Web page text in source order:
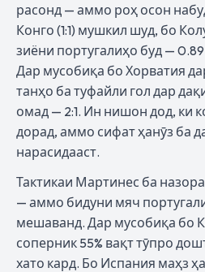
расонд — аммо роҳ осон
Конго (1:1) мушкил шуд, бо
зиёни португалиҳо буд —
Дар мусобиқа бо Хорватия
танҳо ба туфайли гол дар
омад — 2:1. Ин нишон дод, ки
дорад, аммо сифат ҳанӯз ба
нарасидааст.
Тактикаи Мартинес ба
— аммо бидуни мяч
мешаванд. Дар мусобиқа бо
соперник 55% вақт тӯпро
хато кард. Бо Испания маҳз